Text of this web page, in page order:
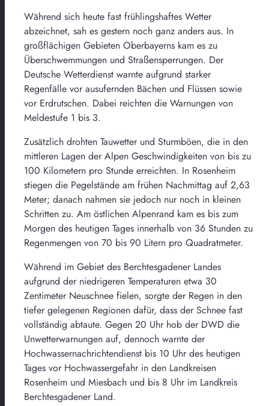
Während sich heute fast frühlingshaftes Wetter
abzeichnet, sah es gestern noch ganz anders aus. In
großflächigen Gebieten Oberbayerns kam es zu
Überschwemmungen und Straßensperrungen. Der
Deutsche Wetterdienst warnte aufgrund starker
Regenfälle vor ausufernden Bächen und Flüssen sowie
vor Erdrutschen. Dabei reichten die Warnungen von
Meldestufe 1 bis 3.
Zusätzlich drohten Tauwetter und Sturmböen, die in den
mittleren Lagen der Alpen Geschwindigkeiten von bis zu
100 Kilometern pro Stunde erreichten. In Rosenheim
stiegen die Pegelstände am frühen Nachmittag auf 2,63
Meter; danach nahmen sie jedoch nur noch in kleinen
Schritten zu. Am östlichen Alpenrand kam es bis zum
Morgen des heutigen Tages innerhalb von 36 Stunden zu
Regenmengen von 70 bis 90 Litern pro Quadratmeter.
Während im Gebiet des Berchtesgadener Landes
aufgrund der niedrigeren Temperaturen etwa 30
Zentimeter Neuschnee fielen, sorgte der Regen in den
tiefer gelegenen Regionen dafür, dass der Schnee fast
vollständig abtaute. Gegen 20 Uhr hob der DWD die
Unwetterwarnungen auf, dennoch warnte der
Hochwassernachrichtendienst bis 10 Uhr des heutigen
Tages vor Hochwassergefahr in den Landkreisen
Rosenheim und Miesbach und bis 8 Uhr im Landkreis
Berchtesgadener Land.